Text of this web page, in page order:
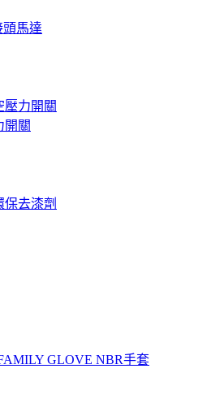
馬達
壓力開關
開關
去漆劑
GLOVE NBR手套